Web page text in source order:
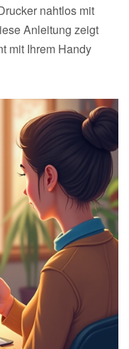
nahtlos mit
Anleitung zeigt
mit Ihrem Handy